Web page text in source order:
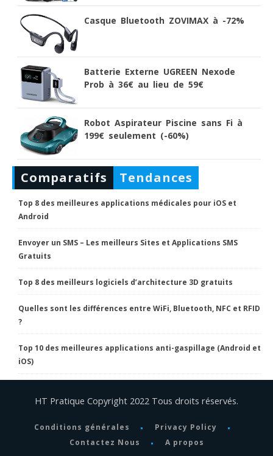
Casque Bluetooth ZOVIMAX à -72%
Batterie Externe UGREEN Nexode
Prob à 36€ au lieu de 59€
Robot Aspirateur Piscine sans Fi à
199€ seulement (-60%)
Comparatifs Tendances
Top 8 des meilleures applications médicales pour iOS et
Android
Envoyer un SMS – Les meilleurs Sites et Applications SMS
Gratuits
Top 8 des meilleurs logiciels d’architecture 3D gratuits
Quelles sont les différences entre WiFi, Bluetooth, NFC et RFID
?
Top 10 des meilleures applications anti-gaspillage (Android et
iOS)
HT Pratique Copyright 2022 Tous droits réservés.
Conditions générales
Privacy Policy
Contactez Nous
A propos